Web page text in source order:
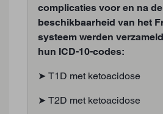
complicaties voor en na de
beschikbaarheid van het
systeem werden
hun ICD-10-codes:
➤ T1D met ketoacidose
➤ T2D met ketoacidose